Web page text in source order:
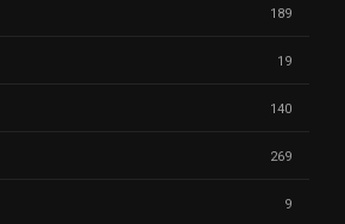
189
19
140
269
9